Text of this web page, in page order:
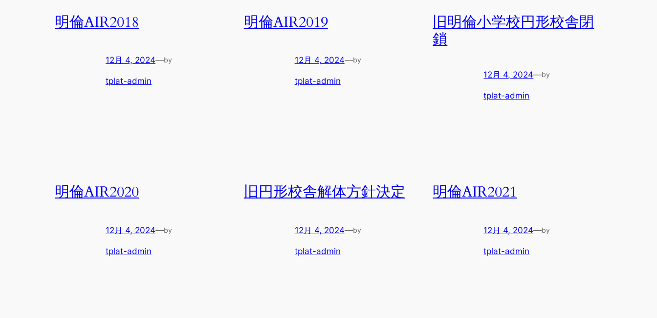
明倫AIR2018
12月 4, 2024—by
tplat-admin
明倫AIR2019
12月 4, 2024—by
tplat-admin
旧明倫小学校円形校舎閉
鎖
12月 4, 2024—by
tplat-admin
明倫AIR2020
12月 4, 2024—by
tplat-admin
旧円形校舎解体方針決定
12月 4, 2024—by
tplat-admin
明倫AIR2021
12月 4, 2024—by
tplat-admin